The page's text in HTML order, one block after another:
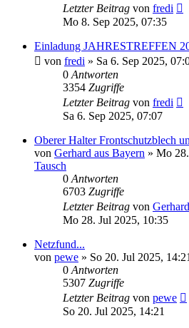
Letzter Beitrag von fredi
Mo 8. Sep 2025, 07:35
Einladung JAHRESTREFFEN
von fredi » Sa 6. Sep 2025,
0 Antworten
3354 Zugriffe
Letzter Beitrag von fredi
Sa 6. Sep 2025, 07:07
Oberer Halter Frontschutzblech
von Gerhard aus Bayern » Mo
Tausch
0 Antworten
6703 Zugriffe
Letzter Beitrag von
Mo 28. Jul 2025, 10:35
Netzfund...
von pewe » So 20. Jul 2025, 14:21
0 Antworten
5307 Zugriffe
Letzter Beitrag von pewe
So 20. Jul 2025, 14:21